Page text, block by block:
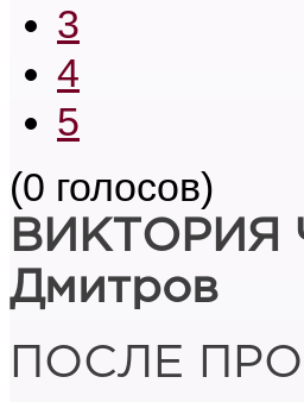
3
4
5
(0 голосов)
ВИКТОРИЯ
Дмитров
ПОСЛЕ